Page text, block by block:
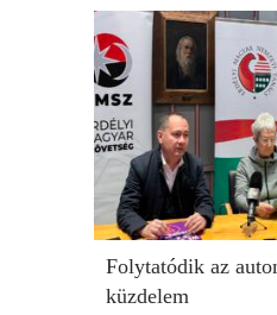
Folytatódik az
küzdelem